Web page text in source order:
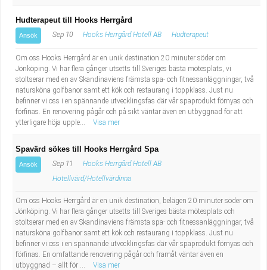
Hudterapeut till Hooks Herrgård
Ansök Sep 10 Hooks Herrgård Hotell AB Hudterapeut
Om oss Hooks Herrgård är en unik destination 20 minuter söder om
Jönköping. Vi har flera gånger utsetts till Sveriges bästa mötesplats, vi
stoltserar med en av Skandinaviens främsta spa- och fitnessanläggningar, två
natursköna golfbanor samt ett kök och restaurang i toppklass. Just nu
befinner vi oss i en spännande utvecklingsfas där vår spaprodukt förnyas och
förfinas. En renovering pågår och på sikt väntar även en utbyggnad för att
ytterligare höja upple...
Visa mer
Spavärd sökes till Hooks Herrgård Spa
Ansök Sep 11
Hooks Herrgård Hotell AB
Hotellvärd/Hotellvärdinna
Om oss Hooks Herrgård är en unik destination, belägen 20 minuter söder om
Jönköping. Vi har flera gånger utsetts till Sveriges bästa mötesplats och
stoltserar med en av Skandinaviens främsta spa- och fitnessanläggningar, två
natursköna golfbanor samt ett kök och restaurang i toppklass. Just nu
befinner vi oss i en spännande utvecklingsfas där vår spaprodukt förnyas och
förfinas. En omfattande renovering pågår och framåt väntar även en
utbyggnad – allt för ...
Visa mer